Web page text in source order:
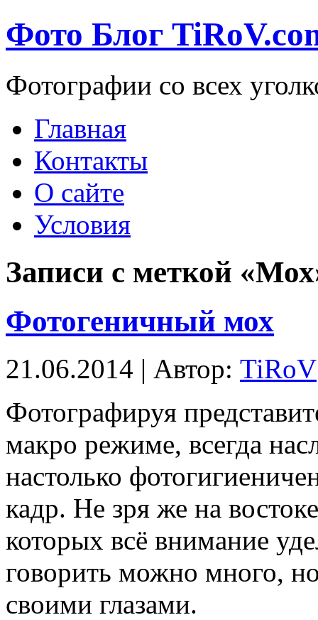
Фото Блог
Фотографии со всех
Главная
Контакты
О сайте
Условия
Записи с меткой
Фотогеничный мох
21.06.2014 | Автор: TiRoV
Фотографируя
макро режиме, всегда
настолько
кадр. Не зря же на
которых всё внимание
говорить можно много,
своими глазами.